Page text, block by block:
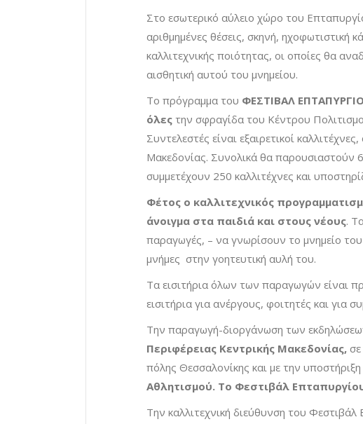
Στο εσωτερικό αύλειο χώρο του
αριθμημένες θέσεις, σκηνή, ηχoφωτιστική
καλλιτεχνικής ποιότητας, οι οποίες θα
αισθητική αυτού του μνημείου.
Το πρόγραμμα του ΦΕΣΤΙΒΑΛ
όλες την σφραγίδα του Κέντρου
Συντελεστές είναι εξαιρετικοί
Μακεδονίας. Συνολικά θα παρουσιαστούν
συμμετέχουν 250 καλλιτέχνες και
Φέτος ο καλλιτεχνικός
άνοιγμα στα παιδιά και στους νέους.
παραγωγές, – να γνωρίσουν το μνημείο
μνήμες στην γοητευτική αυλή του.
Τα εισιτήρια όλων των παραγωγών είναι
εισιτήρια για ανέργους, φοιτητές και για
Την παραγωγή-διοργάνωση των
Περιφέρειας Κεντρικής Μακεδονίας,
πόλης Θεσσαλονίκης και με την
Αθλητισμού. Το Φεστιβάλ
Την καλλιτεχνική διεύθυνση του